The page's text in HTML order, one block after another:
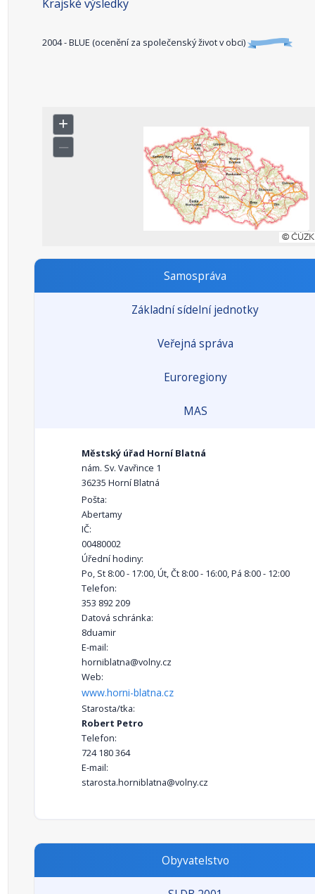
Krajské výsledky
2004 - BLUE (ocenění za společenský život v obci)
Samospráva
Základní sídelní jednotky
Veřejná správa
Euroregiony
MAS
Městský úřad Horní Blatná
nám. Sv. Vavřince 1
36235 Horní Blatná
Pošta:
Abertamy
IČ:
00480002
Úřední hodiny:
Po, St 8:00 - 17:00, Út, Čt 8:00 - 16:00, Pá 8:00 - 12:00
Telefon:
353 892 209
Datová schránka:
8duamir
E-mail:
horniblatna@volny.cz
Web:
www.horni-blatna.cz
Starosta/tka:
Robert Petro
Telefon:
724 180 364
E-mail:
starosta.horniblatna@volny.cz
Obyvatelstvo